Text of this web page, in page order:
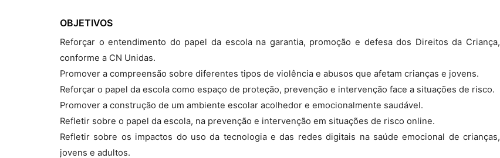
OBJETIVOS
Reforçar o entendimento do papel da escola na garantia, promoção e defesa dos Direitos da Criança,
conforme a CN Unidas.
Promover a compreensão sobre diferentes tipos de violência e abusos que afetam crianças e jovens.
Reforçar o papel da escola como espaço de proteção, prevenção e intervenção face a situações de risco.
Promover a construção de um ambiente escolar acolhedor e emocionalmente saudável.
Refletir sobre o papel da escola, na prevenção e intervenção em situações de risco online.
Refletir sobre os impactos do uso da tecnologia e das redes digitais na saúde emocional de crianças,
jovens e adultos.